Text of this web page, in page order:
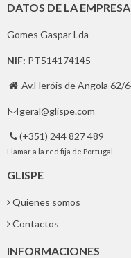
DATOS DE LA EMPRESA
Gomes Gaspar Lda
NIF: PT514174145
 Av.Heróis de Angola 62/
 geral@glispe.com
 (+351) 244 827 489
Llamar a la red fija de Portugal
GLISPE
Quienes somos
Contactos
INFORMACIONES